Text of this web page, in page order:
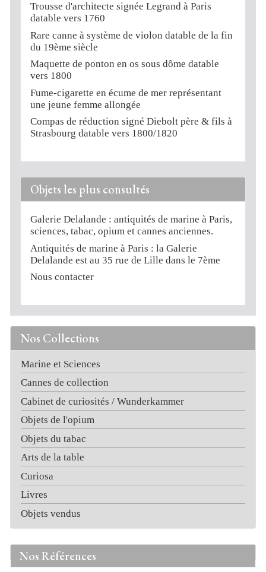
Nos Collections
Marine et Sciences
Cannes de collection
Cabinet de curiosités / Wunderkammer
Objets de l'opium
Objets du tabac
Arts de la table
Curiosa
Livres
Objets vendus
Nos Références
Trousse d'architecte signée Legrand à Paris
datable vers 1760
Rare canne à système de violon datable de la fin
du 19ème siècle
Maquette de ponton en os sous dôme datable
vers 1800
Fume-cigarette en écume de mer représentant
une jeune femme allongée
Compas de réduction signé Diebolt père & fils à
Strasbourg datable vers 1800/1820
Objets les plus consultés
Galerie Delalande : antiquités de marine à Paris,
sciences, tabac, opium et cannes anciennes.
Antiquités de marine à Paris : la Galerie
Delalande est au 35 rue de Lille dans le 7ème
Nous contacter